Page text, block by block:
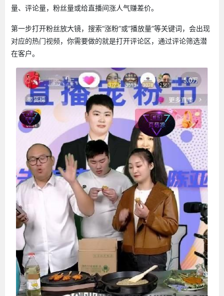
量、评论量，粉丝量或给直播间涨人气赚差价。
第一步打开粉丝放大镜，搜索“涨粉”或“播放量”等关键词，会出现
对应的热门视频，你需要做的就是打开评论区，通过评论筛选潜
在客户。